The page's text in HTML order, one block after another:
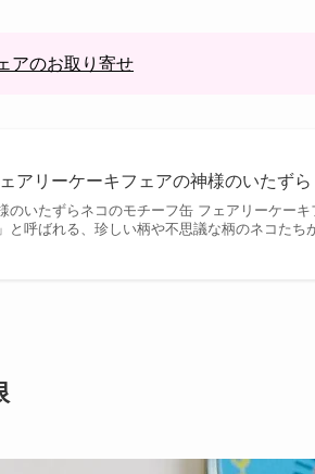
アのお取り寄せ
アリーケーキフェアの神様のいたず
のいたずらネコのモチーフ缶 フェアリーケー
と呼ばれる、珍しい柄や不思議な柄のネコたち